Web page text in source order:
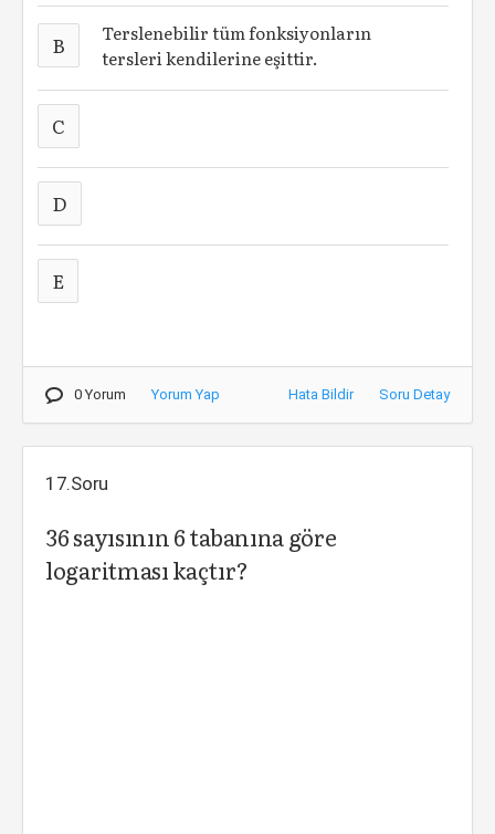
B
Terslenebilir tüm fonksiyonların
tersleri kendilerine eşittir.
C
D
E
0 Yorum Yorum Yap Hata Bildir Soru Detay
17.Soru
36 sayısının 6 tabanına göre
logaritması kaçtır?